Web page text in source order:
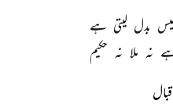
بدل لیتی ہے
نہ ملا نہ حکیم